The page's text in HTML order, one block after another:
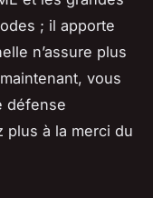
; il apporte
n’assure plus
vous
défense
plus à la merci du